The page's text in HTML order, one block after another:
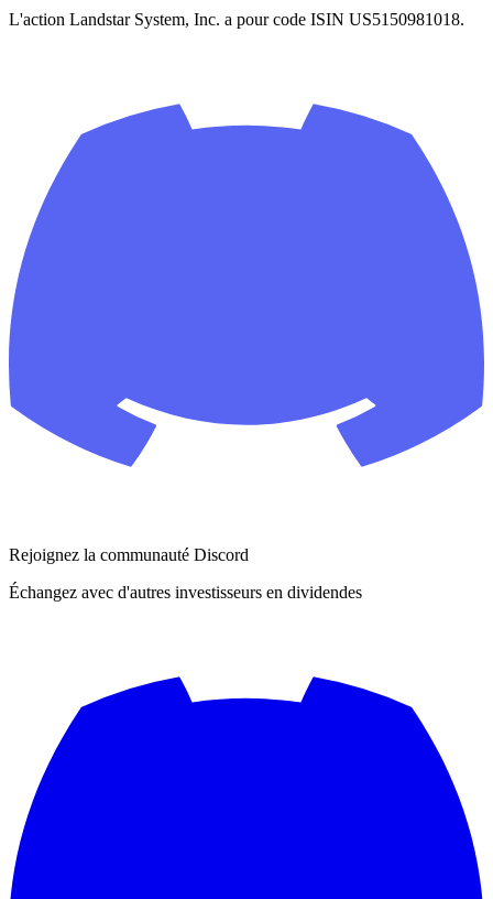
L'action Landstar System, Inc. a pour code ISIN US5150981018.
Rejoignez la communauté Discord
Échangez avec d'autres investisseurs en dividendes